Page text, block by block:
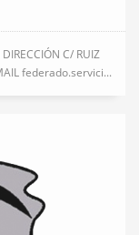
C/ RUIZ
federado.servici...